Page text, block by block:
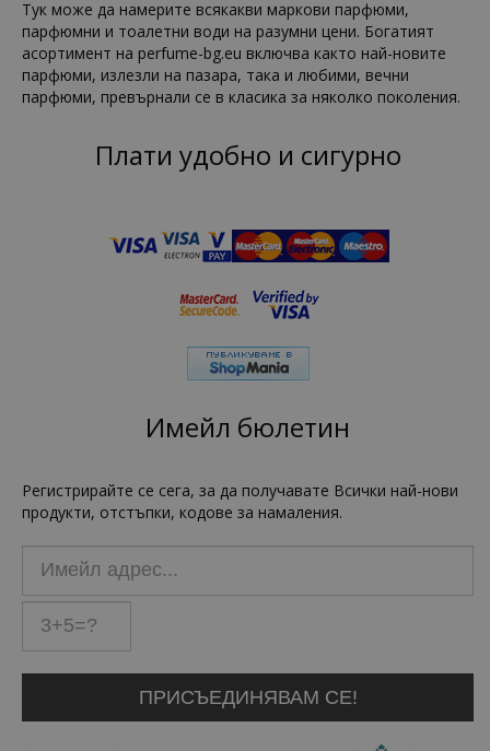
Тук може да намерите всякакви маркови парфюми,
парфюмни и тоалетни води на разумни цени. Богатият
асортимент на perfume-bg.eu включва както най-новите
парфюми, излезли на пазара, така и любими, вечни
парфюми, превърнали се в класика за няколко поколения.
Плати удобно и сигурно
Имейл бюлетин
Регистрирайте се сега, за да получавате Всички най-нови
продукти, отстъпки, кодове за намаления.